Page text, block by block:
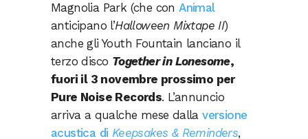
Magnolia Park (che conAnimal
anticipano l’Halloween Mixtape II)
anche gli Youth Fountain lanciano il
terzo disco Together in Lonesome,
fuori il 3 novembre prossimo per
Pure Noise Records. L’annuncio
arriva a qualche mese dallaversione
acustica di Keepsakes & Reminders,